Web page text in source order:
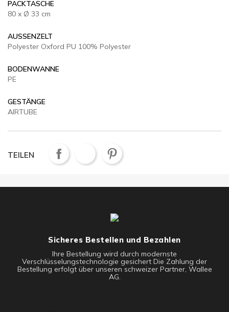
PACKTASCHE
80 x Ø 33 cm
AUSSENZELT
Polyester Oxford PU 100% Polyester
BODENWANNE
PE
GESTÄNGE
AIRTUBE
TEILEN
Sicheres Bestellen und Bezahlen
Ihre Bestellung wird durch modernste
Verschlüsselungstechnologie gesichert Die Zahlung der
Bestellung erfolgt über unseren schweizer Partner, Wallee
AG.